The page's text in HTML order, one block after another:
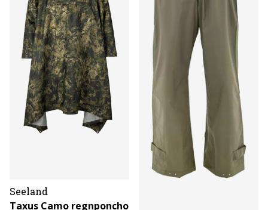
Seeland
Taxus Camo regnponcho